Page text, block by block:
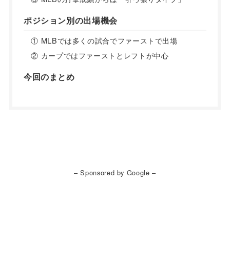
ポジション別の出場機会
① MLBでは多くの試合でファーストで出場
② カープではファーストとレフトが中心
今回のまとめ
– Sponsored by Google –